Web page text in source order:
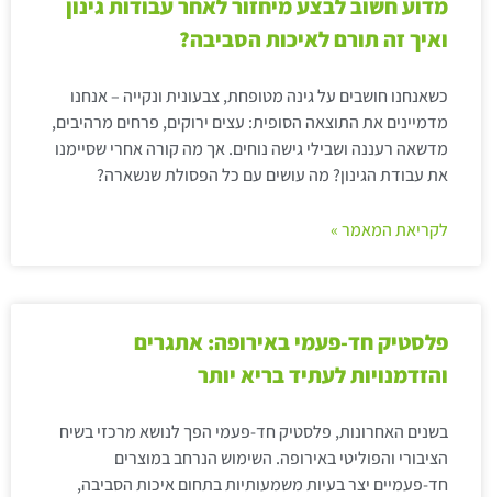
מדוע חשוב לבצע מיחזור לאחר עבודות גינון
ואיך זה תורם לאיכות הסביבה?
כשאנחנו חושבים על גינה מטופחת, צבעונית ונקייה – אנחנו
מדמיינים את התוצאה הסופית: עצים ירוקים, פרחים מרהיבים,
מדשאה רעננה ושבילי גישה נוחים. אך מה קורה אחרי שסיימנו
את עבודת הגינון? מה עושים עם כל הפסולת שנשארה?
לקריאת המאמר »
פלסטיק חד-פעמי באירופה: אתגרים
והזדמנויות לעתיד בריא יותר
בשנים האחרונות, פלסטיק חד-פעמי הפך לנושא מרכזי בשיח
הציבורי והפוליטי באירופה. השימוש הנרחב במוצרים
חד-פעמיים יצר בעיות משמעותיות בתחום איכות הסביבה,